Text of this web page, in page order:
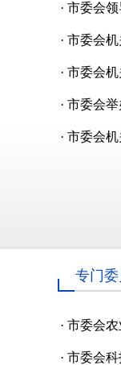
· 市委会
· 市委会
· 市委会
· 市委会举
· 市委会
专门
· 市委会
· 市委会